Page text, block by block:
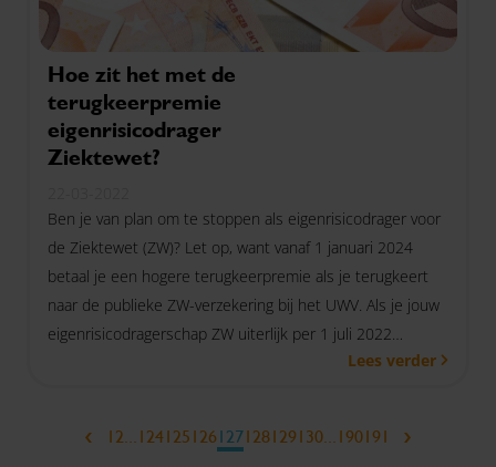
Hoe zit het met de
terugkeerpremie
eigenrisicodrager
Ziektewet?
Ben je van plan om te stoppen als eigenrisicodrager voor
de Ziektewet (ZW)? Let op, want vanaf 1 januari 2024
betaal je een hogere terugkeerpremie als je terugkeert
naar de publieke ZW-verzekering bij het UWV. Als je jouw
eigenrisicodragerschap ZW uiterlijk per 1 juli 2022
beëindigt, betaal je de eerste twee jaar nog de lagere
Lees verder
‹ 1 2... 124125 126127128129130... 190191 ›